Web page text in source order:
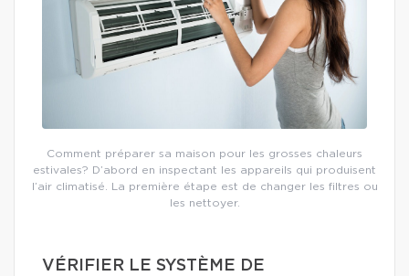
Comment préparer sa maison pour les grosses chaleurs
estivales? D’abord en inspectant les appareils qui produisent
l’air climatisé. La première étape est de changer les filtres ou
les nettoyer.
VÉRIFIER LE SYSTÈME DE